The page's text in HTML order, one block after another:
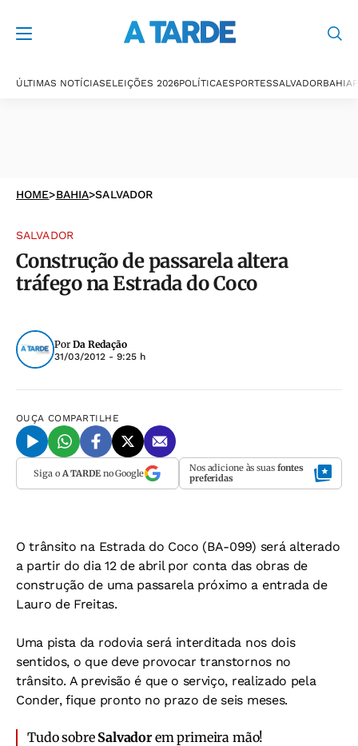
ÚLTIMAS NOTÍCIASELEIÇÕES 2026POLÍTICAESPORTESSALVADORBAHIA
HOME>BAHIA>SALVADOR
SALVADOR
Construção de passarela altera
tráfego na Estrada do Coco
Por Da Redação
31/03/2012 - 9:25 h
OUÇA COMPARTILHE
Siga o A TARDEno Google Nos adicione às suas fontes
preferidas
O trânsito na Estrada do Coco (BA-099) será alterado
a partir do dia 12 de abril por conta das obras de
construção de uma passarela próximo a entrada de
Lauro de Freitas.
Uma pista da rodovia será interditada nos dois
sentidos, o que deve provocar transtornos no
trânsito. A previsão é que o serviço, realizado pela
Conder, fique pronto no prazo de seis meses.
Tudo sobre Salvadorem primeira mão!